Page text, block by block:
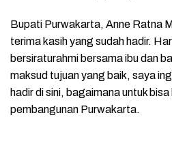
Bupati Purwakarta, Anne Ratna
terima kasih yang sudah hadir.
bersiraturahmi bersama ibu dan
maksud tujuan yang baik, saya
hadir di sini, bagaimana untuk
pembangunan Purwakarta.